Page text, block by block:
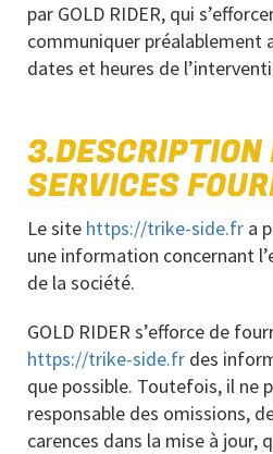
par GOLD RIDER, qui
communiquer préalablement
dates et heures de
3.DESCRIPTION
SERVICES
Le site https://trike-side.fr a
une information concernant
de la société.
GOLD RIDER s’efforce de
https://trike-side.fr des
que possible. Toutefois, il ne
responsable des omissions,
carences dans la mise à jour,